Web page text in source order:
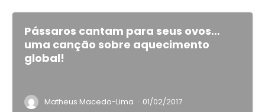
Pássaros cantam para seus ovos…
uma canção sobre aquecimento
global!
Matheus Macedo-Lima · 01/02/2017